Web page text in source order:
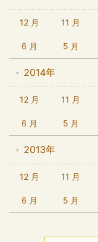
12 月 11 月
6 月 5 月
2014年
12 月 11 月
6 月 5 月
2013年
12 月 11 月
6 月 5 月